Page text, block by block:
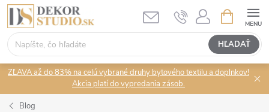
Prejsť
obsah
HĽADAŤ
KOŠÍK
ZĽAVA až do 83% na celú vybrané druhy bytového textilu a doplnkov!
Akcia platí do vypredania zásob.
Blog